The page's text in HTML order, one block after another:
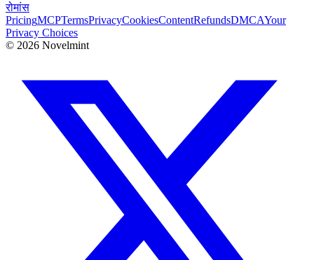
रोमांस
PricingMCPTermsPrivacyCookiesContentRefundsDMCAYour
Privacy Choices
© 2026 Novelmint